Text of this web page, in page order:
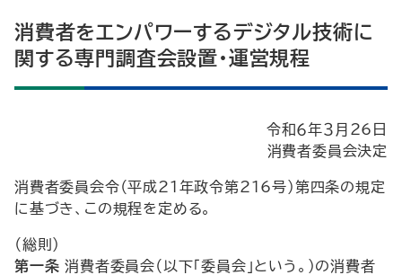
消費者をエンパワーするデジタル技術に
関する専門調査会設置・運営規程
令和６年３月26日
消費者委員会決定
消費者委員会令（平成21年政令第216号）第四条の規定
に基づき、この規程を定める。
（総則）
第一条 消費者委員会（以下「委員会」という。）の消費者